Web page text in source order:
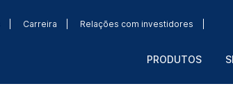
Carreira Relações com investidores
PRODUTOS